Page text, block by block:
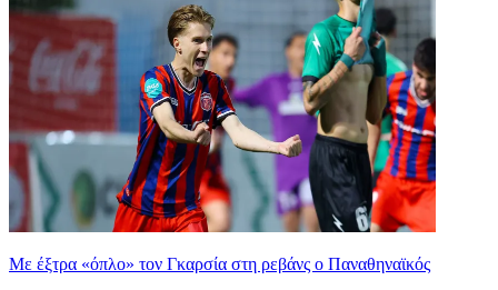
Mε έξτρα «όπλο» τον Γκαρσία στη ρεβάνς ο Παναθηναϊκός